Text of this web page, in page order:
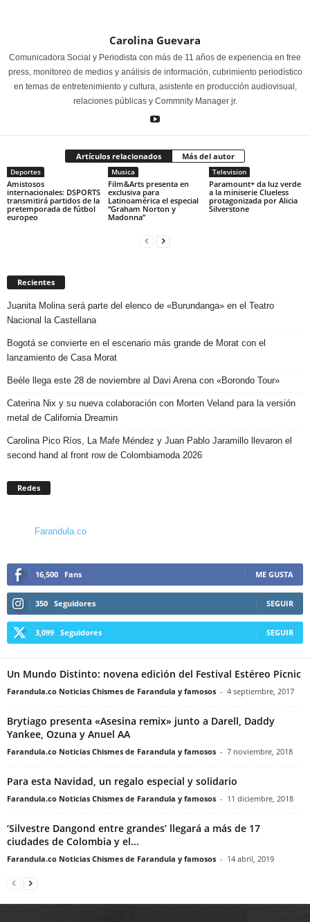
Carolina Guevara
Comunicadora Social y Periodista con más de 11 años de experiencia en free
press, monitoreo de medios y análisis de información, cubrimiento periodístico
en temas de entretenimiento y cultura, asistente en producción audiovisual,
relaciones públicas y Commnity Manager jr.
Artículos relacionados Más del autor
Deportes
Amistosos
internacionales: DSPORTS
transmitirá partidos de la
pretemporada de fútbol
europeo
Musica
Film&Arts presenta en
exclusiva para
Latinoamérica el especial
“Graham Norton y
Madonna”
Television
Paramount+ da luz verde
a la miniserie Clueless
protagonizada por Alicia
Silverstone
Recientes
Juanita Molina será parte del elenco de «Burundanga» en el Teatro
Nacional la Castellana
Bogotá se convierte en el escenario más grande de Morat con el
lanzamiento de Casa Morat
Beéle llega este 28 de noviembre al Davi Arena con «Borondo Tour»
Caterina Nix y su nueva colaboración con Morten Veland para la versión
metal de California Dreamin
Carolina Pico Ríos, La Mafe Méndez y Juan Pablo Jaramillo llevaron el
second hand al front row de Colombiamoda 2026
Redes
Farandula.co
16,500 Fans ME GUSTA
350 Seguidores SEGUIR
3,099 Seguidores SEGUIR
Un Mundo Distinto: novena edición del Festival Estéreo Picnic
Farandula.co Noticias Chismes de Farandula y famosos - 4 septiembre, 2017
Brytiago presenta «Asesina remix» junto a Darell, Daddy
Yankee, Ozuna y Anuel AA
Farandula.co Noticias Chismes de Farandula y famosos - 7 noviembre, 2018
Para esta Navidad, un regalo especial y solidario
Farandula.co Noticias Chismes de Farandula y famosos - 11 diciembre, 2018
‘Silvestre Dangond entre grandes’ llegará a más de 17
ciudades de Colombia y el...
Farandula.co Noticias Chismes de Farandula y famosos - 14 abril, 2019